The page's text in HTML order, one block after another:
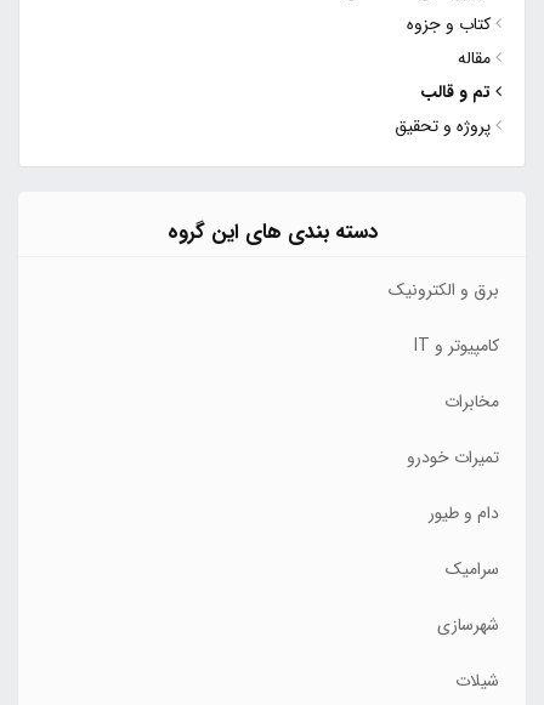
کتاب و جزوه
مقاله
تم و قالب
پروژه و تحقیق
دسته بندی های این گروه
برق و الکترونیک
کامپیوتر و IT
مخابرات
تمیرات خودرو
دام و طیور
سرامیک
شهرسازی
شیلات